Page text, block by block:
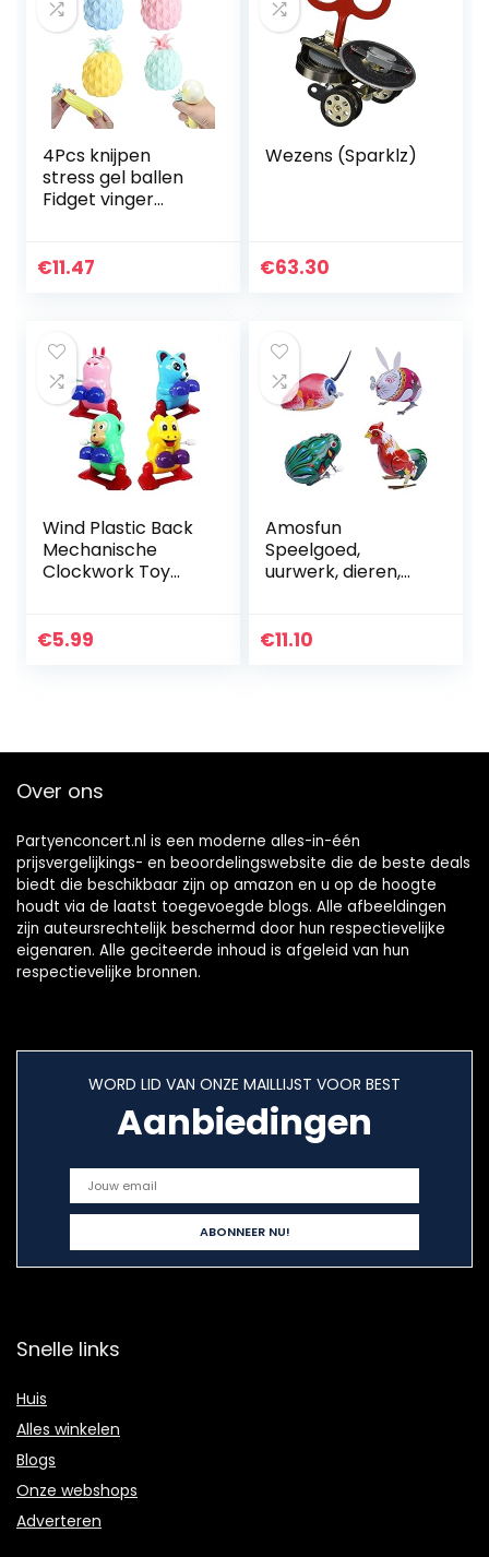
4Pcs knijpen
stress gel ballen
Fidget vinger
angst zintuiglijke
€11.47
Wezens (Sparklz)
€63.30
Wind Plastic Back
Mechanische
Clockwork Toy
€5.99
Amosfun
Speelgoed,
uurwerk, dieren,
muis, springend
€11.10
Over ons
Partyenconcert.nl is een moderne alles-in-één
prijsvergelijkings- en beoordelingswebsite die de beste deals
biedt die beschikbaar zijn op amazon en u op de hoogte
houdt via de laatst toegevoegde blogs. Alle afbeeldingen
zijn auteursrechtelijk beschermd door hun respectievelijke
eigenaren. Alle geciteerde inhoud is afgeleid van hun
respectievelijke bronnen.
WORD LID VAN ONZE MAILLIJST VOOR BEST
Aanbiedingen
Snelle links
Huis
Alles winkelen
Blogs
Onze webshops
Adverteren